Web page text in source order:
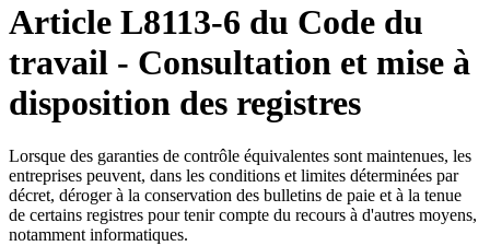
Article L8113-6 du Code du
travail - Consultation et mise à
disposition des registres
Lorsque des garanties de contrôle équivalentes sont maintenues, les
entreprises peuvent, dans les conditions et limites déterminées par
décret, déroger à la conservation des bulletins de paie et à la tenue
de certains registres pour tenir compte du recours à d'autres moyens,
notamment informatiques.